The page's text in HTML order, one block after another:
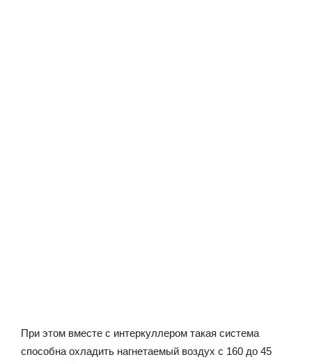
При этом вместе с интеркуллером такая система
способна охладить нагнетаемый воздух с 160 до 45